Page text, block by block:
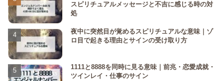
スピリチュアルメッセージと不吉に感じる時の対
処
夜中に突然目が覚めるスピリチュアルな意味｜ゾ
ロ目で起きる理由とサインの受け取り方
1111と8888を同時に見る意味｜前兆・恋愛成就・
ツインレイ・仕事のサイン